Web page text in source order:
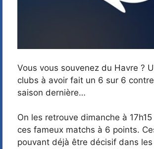
Vous vous souvenez du Havre ?
clubs à avoir fait un 6 sur 6
saison dernière…
On les retrouve dimanche à
ces fameux matchs à 6 points.
pouvant déjà être décisif dans